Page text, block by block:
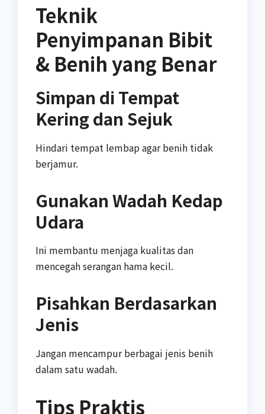
Teknik
Penyimpanan Bibit
& Benih yang Benar
Simpan di Tempat
Kering dan Sejuk
Hindari tempat lembap agar benih tidak
berjamur.
Gunakan Wadah Kedap
Udara
Ini membantu menjaga kualitas dan
mencegah serangan hama kecil.
Pisahkan Berdasarkan
Jenis
Jangan mencampur berbagai jenis benih
dalam satu wadah.
Tips Praktis